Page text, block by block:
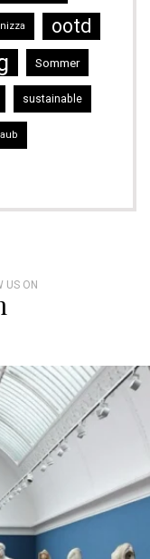
nizza ootd
Sommer
sustainable
US ON